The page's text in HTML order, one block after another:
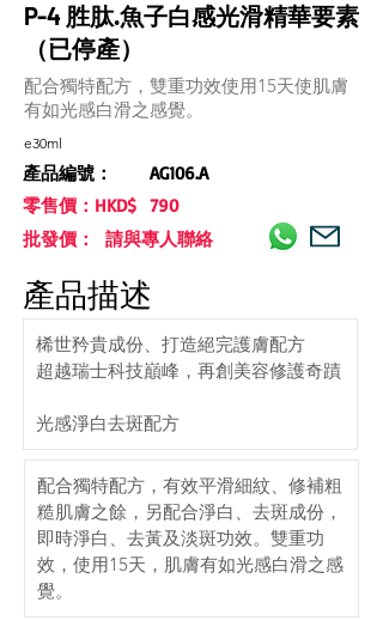
P-4 胜肽.魚子白感光滑精華要素
（已停產）
配合獨特配方，雙重功效使用15天使肌膚
有如光感白滑之感覺。
e30ml
產品編號：
AG106.A
零售價：HKD$ 790
批發價： 請與專人聯絡
產品描述
桸世矜貴成份、打造絕完護膚配方
超越瑞士科技巔峰，再創美容修護奇蹟
光感淨白去斑配方
配合獨特配方，有效平滑細紋、修補粗
糙肌膚之餘，另配合淨白、去斑成份，
即時淨白、去黃及淡斑功效。雙重功
效，使用15天，肌膚有如光感白滑之感
覺。